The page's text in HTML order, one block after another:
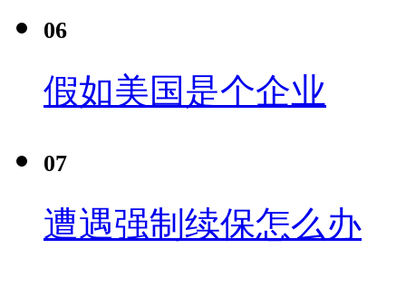
06
假如美国是个企业
07
遭遇强制续保怎么办